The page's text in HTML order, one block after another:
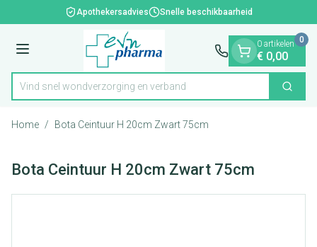
Ga naar de inhoudApothekersadvies Snelle beschikbaarheid
Menu
Product, merk, categorie...
Vind snel wondverzorging en verband Zoek
0 artikelen
€ 0,00
0
Home / Bota Ceintuur H 20cm Zwart 75cm
Bota Ceintuur H 20cm Zwart 75cm